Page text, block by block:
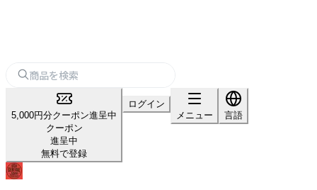
5,000円分クーポン進呈中
クーポン
進呈中
無料で登録
ログイン
メニュー
言語